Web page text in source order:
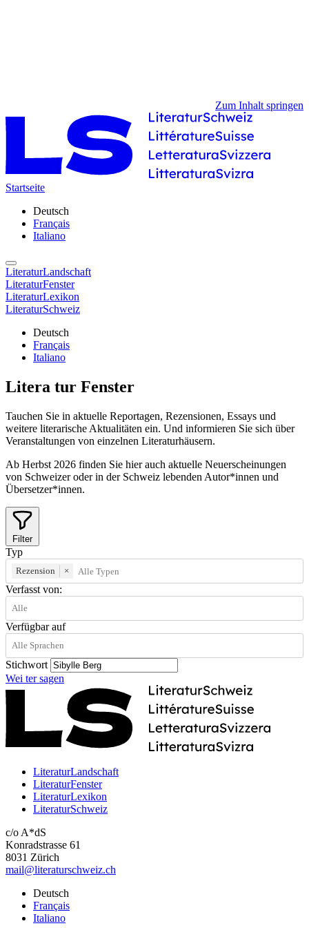
Zum Inhalt springen
Startseite
Deutsch
Français
Italiano
LiteraturLandschaft
LiteraturFenster
LiteraturLexikon
LiteraturSchweiz
Deutsch
Français
Italiano
Litera tur Fenster
Tauchen Sie in aktuelle Reportagen, Rezensionen, Essays und
weitere literarische Aktualitäten ein. Und informieren Sie sich über
Veranstaltungen von einzelnen Literaturhäusern.
Ab Herbst 2026 finden Sie hier auch aktuelle Neuerscheinungen
von Schweizer oder in der Schweiz lebenden Autor*innen und
Übersetzer*innen.
Filter
Typ
Rezension ×
Verfasst von:
Verfügbar auf
Stichwort
Wei ter sagen
LiteraturLandschaft
LiteraturFenster
LiteraturLexikon
LiteraturSchweiz
c/o A*dS
Konradstrasse 61
8031 Zürich
mail@literaturschweiz.ch
Deutsch
Français
Italiano